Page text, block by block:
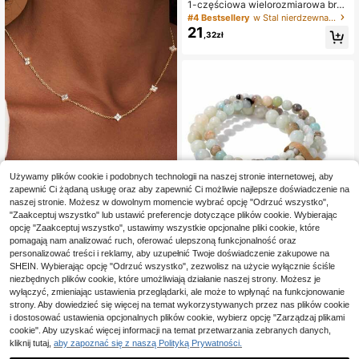
1 szt. damski modny delikatny nasz
yjnik ze stali nierdzewnej z cyrkoni
ami w kształcie czterolistnej konicz
yny, odpowiedni do codziennego n
oszenia, na przyjęcia i spotkania, pr
ezent na Dzień Matki, minimalistyc
zny
#1 Bestsellery w złoto Bransoletki łańcuszkowe damskie
18,70zł
1-częściowa wielorozmiarowa bran
soletka tenisowa z cyrkonii, luksus
owy styl hip-hopowy, złota baza z
wzorem "gęsta cyrkonia + struktura
odzienne wyjścia, modne stylizacj
e, nieformalne imprezy.
#4 Bestsellery w Stal nierdzewna Zestawy bransoletek damskich
21 ,32zł
Zestaw 3 bransoletek z naturalnyc
h kamieni energetycznych, koraliki
4 mm + 6 mm + 8 mm ułożone w sto
s, biżuteria z koralików ochronnych
dla par, prezenty
17,81zł
Używamy plików cookie i podobnych technologii na naszej stronie internetowej, aby
zapewnić Ci żądaną usługę oraz aby zapewnić Ci możliwie najlepsze doświadczenie na
naszej stronie. Możesz w dowolnym momencie wybrać opcję "Odrzuć wszystko",
"Zaakceptuj wszystko" lub ustawić preferencje dotyczące plików cookie. Wybierając
opcję "Zaakceptuj wszystko", ustawimy wszystkie opcjonalne pliki cookie, które
pomagają nam analizować ruch, oferować ulepszoną funkcjonalność oraz
personalizować treści i reklamy, aby uzupełnić Twoje doświadczenie zakupowe na
SHEIN. Wybierając opcję "Odrzuć wszystko", zezwolisz na użycie wyłącznie ściśle
niezbędnych plików cookie, które umożliwiają działanie naszej strony. Możesz je
wyłączyć, zmieniając ustawienia przeglądarki, ale może to wpłynąć na funkcjonowanie
strony. Aby dowiedzieć się więcej na temat wykorzystywanych przez nas plików cookie
i dostosować ustawienia opcjonalnych plików cookie, wybierz opcję "Zarządzaj plikami
cookie". Aby uzyskać więcej informacji na temat przetwarzania zebranych danych,
kliknij tutaj, aby zapoznać się z naszą Polityką Prywatności.